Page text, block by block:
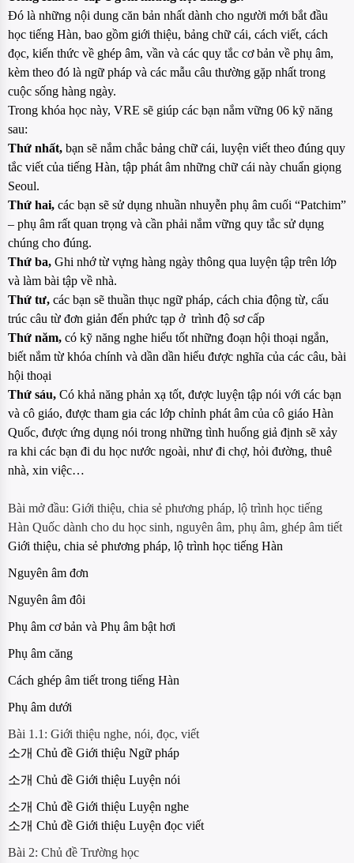
Đó là những nội dung căn bản nhất dành cho người mới bắt đầu
học tiếng Hàn, bao gồm giới thiệu, bảng chữ cái, cách viết, cách
đọc, kiến thức về ghép âm, vần và các quy tắc cơ bản về phụ âm,
kèm theo đó là ngữ pháp và các mẫu câu thường gặp nhất trong
cuộc sống hàng ngày.
Trong khóa học này, VRE sẽ giúp các bạn nắm vững 06 kỹ năng
sau:
Thứ nhất, bạn sẽ nắm chắc bảng chữ cái, luyện viết theo đúng quy
tắc viết của tiếng Hàn, tập phát âm những chữ cái này chuẩn giọng
Seoul.
Thứ hai, các bạn sẽ sử dụng nhuần nhuyễn phụ âm cuối “Patchim”
– phụ âm rất quan trọng và cần phải nắm vững quy tắc sử dụng
chúng cho đúng.
Thứ ba, Ghi nhớ từ vựng hàng ngày thông qua luyện tập trên lớp
và làm bài tập về nhà.
Thứ tư, các bạn sẽ thuần thục ngữ pháp, cách chia động từ, cấu
trúc câu từ đơn giản đến phức tạp ở trình độ sơ cấp
Thứ năm, có kỹ năng nghe hiểu tốt những đoạn hội thoại ngắn,
biết nắm từ khóa chính và dần dần hiểu được nghĩa của các câu, bài
hội thoại
Thứ sáu, Có khả năng phản xạ tốt, được luyện tập nói với các bạn
và cô giáo, được tham gia các lớp chỉnh phát âm của cô giáo Hàn
Quốc, được ứng dụng nói trong những tình huống giả định sẽ xảy
ra khi các bạn đi du học nước ngoài, như đi chợ, hỏi đường, thuê
nhà, xin việc…
Bài mở đầu: Giới thiệu, chia sẻ phương pháp, lộ trình học tiếng
Hàn Quốc dành cho du học sinh, nguyên âm, phụ âm, ghép âm tiết
Giới thiệu, chia sẻ phương pháp, lộ trình học tiếng Hàn
Nguyên âm đơn
Nguyên âm đôi
Phụ âm cơ bản và Phụ âm bật hơi
Phụ âm căng
Cách ghép âm tiết trong tiếng Hàn
Phụ âm dưới
Bài 1.1: Giới thiệu nghe, nói, đọc, viết
소개 Chủ đề Giới thiệu Ngữ pháp
소개 Chủ đề Giới thiệu Luyện nói
소개 Chủ đề Giới thiệu Luyện nghe
소개 Chủ đề Giới thiệu Luyện đọc viết
Bài 2: Chủ đề Trường học